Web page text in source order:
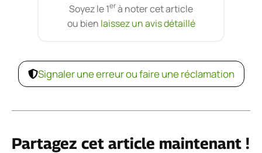
Soyez le 1erà noter cet article
ou bien laissez un avis détaillé
Signaler une erreur ou faire une réclamation
Partagez cet article maintenant !